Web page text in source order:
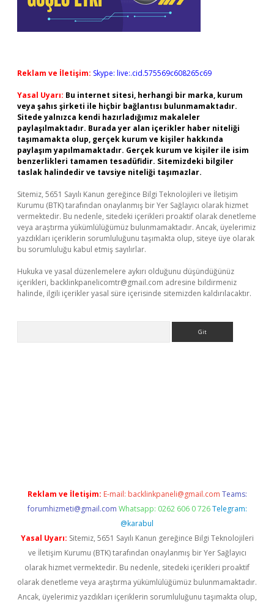
Reklam ve İletişim: Skype: live:.cid.575569c608265c69
Yasal Uyarı: Bu internet sitesi, herhangi bir marka, kurum
veya şahıs şirketi ile hiçbir bağlantısı bulunmamaktadır.
Sitede yalnızca kendi hazırladığımız makaleler
paylaşılmaktadır. Burada yer alan içerikler haber niteliği
taşımamakta olup, gerçek kurum ve kişiler hakkında
paylaşım yapılmamaktadır. Gerçek kurum ve kişiler ile isim
benzerlikleri tamamen tesadüfidir. Sitemizdeki bilgiler
taslak halindedir ve tavsiye niteliği taşımazlar.
Sitemiz, 5651 Sayılı Kanun gereğince Bilgi Teknolojileri ve İletişim
Kurumu (BTK) tarafından onaylanmış bir Yer Sağlayıcı olarak hizmet
vermektedir. Bu nedenle, sitedeki içerikleri proaktif olarak denetleme
veya araştırma yükümlülüğümüz bulunmamaktadır. Ancak, üyelerimiz
yazdıkları içeriklerin sorumluluğunu taşımakta olup, siteye üye olarak
bu sorumluluğu kabul etmiş sayılırlar.
Hukuka ve yasal düzenlemelere aykırı olduğunu düşündüğünüz
içerikleri, backlinkpanelicomtr@gmail.com adresine bildirmeniz
halinde, ilgili içerikler yasal süre içerisinde sitemizden kaldırılacaktır.
Reklam ve İletişim: E-mail: backlinkpaneli@gmail.com Teams:
forumhizmeti@gmail.com Whatsapp: 0262 606 0 726 Telegram:
@karabul
Yasal Uyarı: Sitemiz, 5651 Sayılı Kanun gereğince Bilgi Teknolojileri
ve İletişim Kurumu (BTK) tarafından onaylanmış bir Yer Sağlayıcı
olarak hizmet vermektedir. Bu nedenle, sitedeki içerikleri proaktif
olarak denetleme veya araştırma yükümlülüğümüz bulunmamaktadır.
Ancak, üyelerimiz yazdıkları içeriklerin sorumluluğunu taşımakta olup,